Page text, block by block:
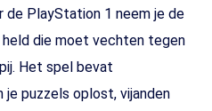
de PlayStation 1 neem je de
held die moet vechten tegen
Het spel bevat
je puzzels oplost, vijanden